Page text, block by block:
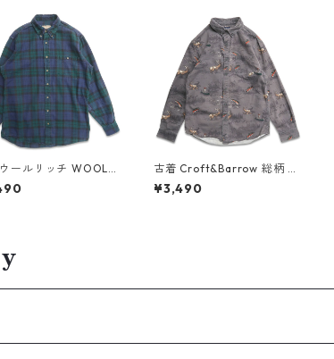
ールリッチ WOOLRI
ルシャツ 長袖シャツ
ク 表記：M TALL g
古着 Croft&Barrow 総柄 ア
ニマル ハンティングシャツ
ボタンダウンシャツ 長袖シ
¥3,490